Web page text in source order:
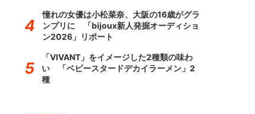
憧れの女優は小松菜奈、大阪の16歳がグラ
ンプリに 「bijoux新人発掘オーディショ
ン2026」リポート
「VIVANT」をイメージした2種類の味わ
い 「ベビースタードデカイラーメン」2
種